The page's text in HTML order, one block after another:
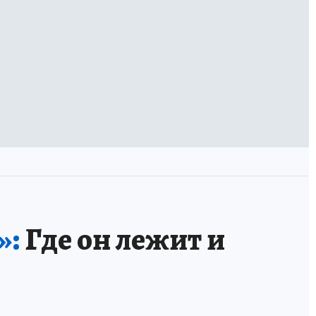
Где он лежит и